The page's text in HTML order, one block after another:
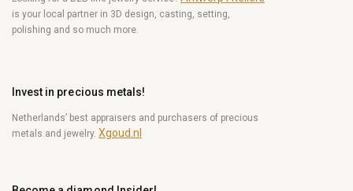
is your local partner in 3D design, casting, setting,
polishing and so much more.
Invest in precious metals!
Netherlands’ best appraisers and purchasers of precious
metals and jewelry. Xgoud.nl